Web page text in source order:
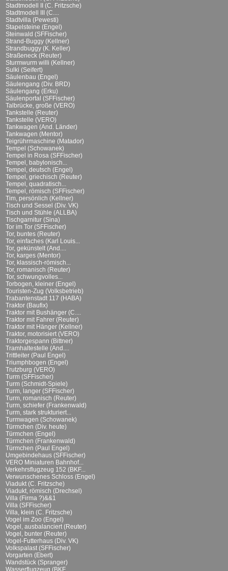
Stadtmodell II (C. Fritzsche)
Stadtmodell III (C....
Stadtvilla (Pewesti)
Stapelsteine (Engel)
Steinwald (SFFischer)
Strand-Buggy (Kellner)
Strandbuggy (K. Keller)
Straßeneck (Reuter)
Sturmwurm willi (Kellner)
Sulki (Seifert)
Säulenbau (Engel)
Säulengang (Div. BRD)
Säulengang (Erku)
Säulenportal (SFFischer)
Talbrücke, große (VERO)
Tankstelle (Reuter)
Tankstelle (VERO)
Tankwagen (And. Länder)
Tankwagen (Mentor)
Teigrührmaschine (Matador)
Tempel (Schowanek)
Tempel in Rosa (SFFischer)
Tempel, babylonisch...
Tempel, deutsch (Engel)
Tempel, griechisch (Reuter)
Tempel, quadratisch...
Tempel, römisch (SFFischer)
Tim, persönlich (Kellner)
Tisch und Sessel (Div. VK)
Tisch und Stühle (ALLBA)
Tischgarnitur (Sina)
Tor im Tor (SFFischer)
Tor, buntes (Reuter)
Tor, einfaches (Karl Louis...
Tor, gekünstelt (And....
Tor, karges (Mentor)
Tor, klassisch-römisch...
Tor, romanisch (Reuter)
Tor, schwungvolles...
Torbogen, kleiner (Engel)
Touristen-Zug (Volksbetrieb)
Trabantenstadt 117 (HABA)
Traktor (Baufix)
Traktor mit Bushänger (C....
Traktor mit Fahrer (Reuter)
Traktor mit Hänger (Kellner)
Traktor, motorisiert (VERO)
Traktorgespann (Bittner)
Tramhaltestelle (And....
Trittleiter (Paul Engel)
Triumphbogen (Engel)
Trutzburg (VERO)
Turm (SFFischer)
Turm (Schmidt-Spiele)
Turm, langer (SFFischer)
Turm, romanisch (Reuter)
Turm, schiefer (Frankenwald)
Turm, stark strukturiert...
Turmwagen (Schowanek)
Türmchen (Div. heute)
Türmchen (Engel)
Türmchen (Frankenwald)
Türmchen (Paul Engel)
Umgebindehaus (SFFischer)
VERO Miniaturen Bahnhof...
Verkehrsflugzeug 152 (BKF...
Verwunschenes Schloss (Engel)
Viadukt (C. Fritzsche)
Viadukt, römisch (Drechsel)
Villa (Firma ?)&&1
Villa (SFFischer)
Villa, klein (C. Fritzsche)
Vogel im Zoo (Engel)
Vogel, ausbalanciert (Reuter)
Vogel, bunter (Reuter)
Vogel-Futterhaus (Div. VK)
Volkspalast (SFFischer)
Vorgarten (Ebert)
Wandstück (Spranger)
Wasserflugzeug (BKF